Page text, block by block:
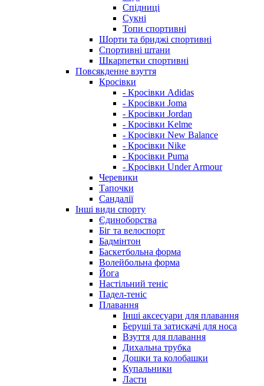
Спідниці
Сукні
Топи спортивні
Шорти та бриджі спортивні
Спортивні штани
Шкарпетки спортивні
Повсякденне взуття
Кросівки
- Кросівки Adidas
- Кросівки Joma
- Кросівки Jordan
- Кросівки Kelme
- Кросівки New Balance
- Кросівки Nike
- Кросівки Puma
- Кросівки Under Armour
Черевики
Тапочки
Сандалії
Інші види спорту
Єдиноборства
Біг та велоспорт
Бадмінтон
Баскетбольна форма
Волейбольна форма
Йога
Настільний теніс
Падел-теніс
Плавання
Інші аксесуари для плавання
Беруші та затискачі для носа
Взуття для плавання
Дихальна трубка
Дошки та колобашки
Купальники
Ласти